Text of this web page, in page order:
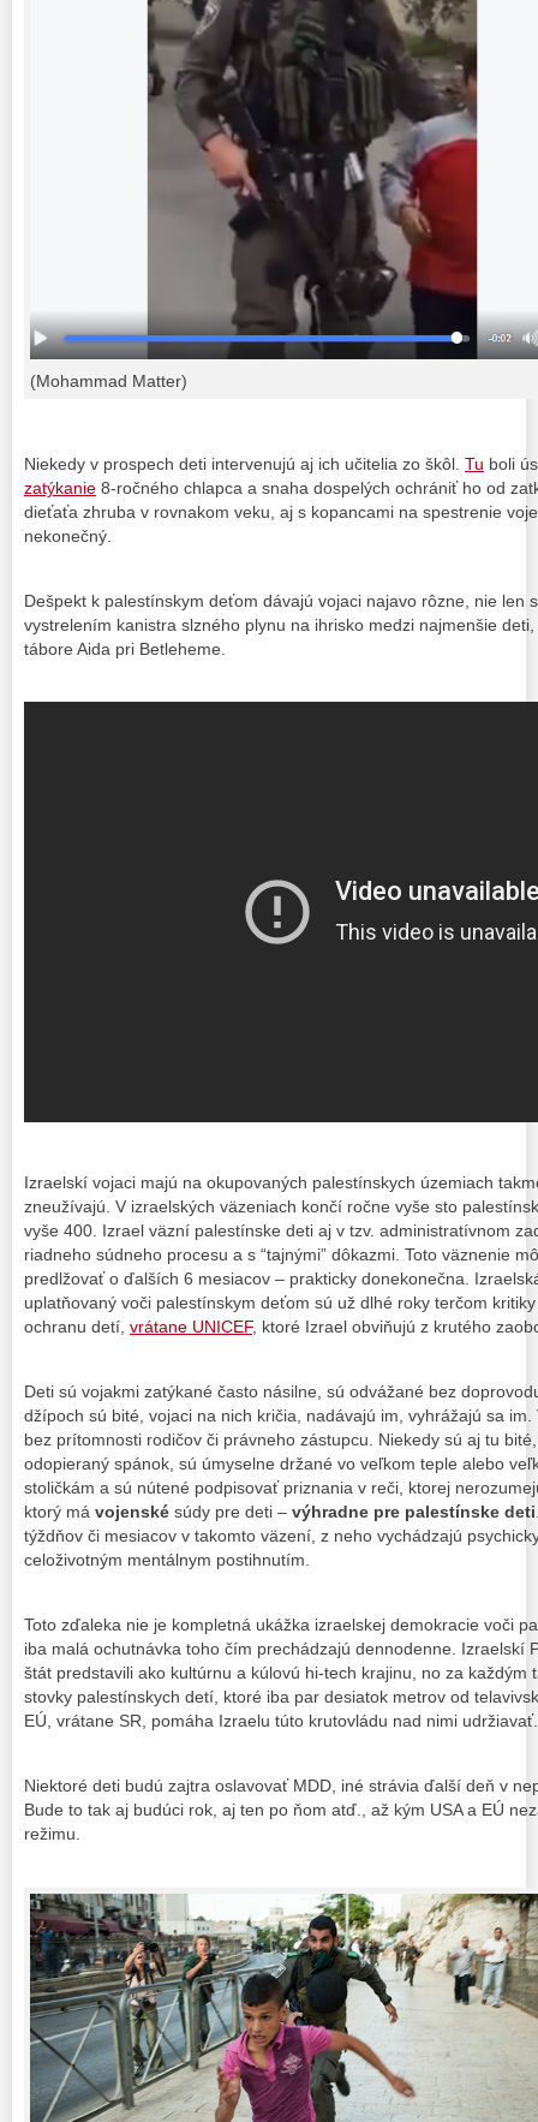
(Mohammad Matter)
Niekedy v prospech deti intervenujú aj ich učitelia zo škôl. Tu boli
zatýkanie 8-ročného chlapca a snaha dospelých ochrániť ho od
dieťaťa zhruba v rovnakom veku, aj s kopancami na spestrenie
nekonečný.
Dešpekt k palestínskym deťom dávajú vojaci najavo rôzne, nie len
vystrelením kanistra slzného plynu na ihrisko medzi najmenšie
tábore Aida pri Betleheme.
Izraelskí vojaci majú na okupovaných palestínskych územiach
zneužívajú. V izraelských väzeniach končí ročne vyše sto
vyše 400. Izrael väzní palestínske deti aj v tzv. administratívnom
riadneho súdneho procesu a s “tajnými” dôkazmi. Toto väznenie
predlžovať o ďalších 6 mesiacov – prakticky donekonečna.
uplatňovaný voči palestínskym deťom sú už dlhé roky terčom
ochranu detí, vrátane UNICEF, ktoré Izrael obviňujú z krutého
Deti sú vojakmi zatýkané často násilne, sú odvážané bez
džípoch sú bité, vojaci na nich kričia, nadávajú im, vyhrážajú sa
bez prítomnosti rodičov či právneho zástupcu. Niekedy sú aj tu
odopieraný spánok, sú úmyselne držané vo veľkom teple alebo
stoličkám a sú nútené podpisovať priznania v reči, ktorej
ktorý má vojenské súdy pre deti – výhradne pre palestínske deti
týždňov či mesiacov v takomto väzení, z neho vychádzajú
celoživotným mentálnym postihnutím.
Toto zďaleka nie je kompletná ukážka izraelskej demokracie voči
iba malá ochutnávka toho čím prechádzajú dennodenne. Izraelskí
štát predstavili ako kultúrnu a kúlovú hi-tech krajinu, no za každým
stovky palestínskych detí, ktoré iba par desiatok metrov od
EÚ, vrátane SR, pomáha Izraelu túto krutovládu nad nimi udržiavať.
Niektoré deti budú zajtra oslavovať MDD, iné strávia ďalší deň v
Bude to tak aj budúci rok, aj ten po ňom atď., až kým USA a EÚ
režimu.